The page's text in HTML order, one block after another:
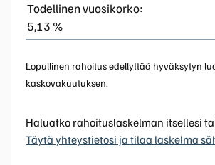
Todellinen vuosikorko:
5,13 %
Lopullinen rahoitus edellyttää hyväksytyn
kaskovakuutuksen.
Haluatko rahoituslaskelman itsellesi
Täytä yhteystietosi ja tilaa laskelma